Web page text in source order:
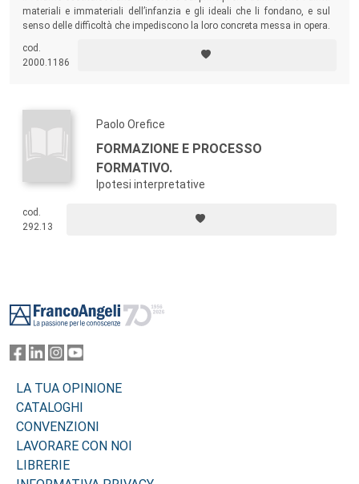
materiali e immateriali dell’infanzia e gli ideali che li fondano, e sul
senso delle difficoltà che impediscono la loro concreta messa in opera.
cod.
2000.1186
Paolo Orefice
FORMAZIONE E PROCESSO
FORMATIVO.
Ipotesi interpretative
cod.
292.13
LA TUA OPINIONE
CATALOGHI
CONVENZIONI
LAVORARE CON NOI
LIBRERIE